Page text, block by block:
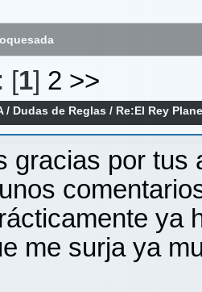
[1] 2 >>
/ Dudas de Reglas / Re:El Rey
gracias por tus
ya
me surja ya